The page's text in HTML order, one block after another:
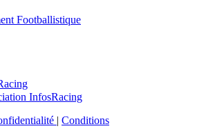
Footballistique
InfosRacing
| Conditions